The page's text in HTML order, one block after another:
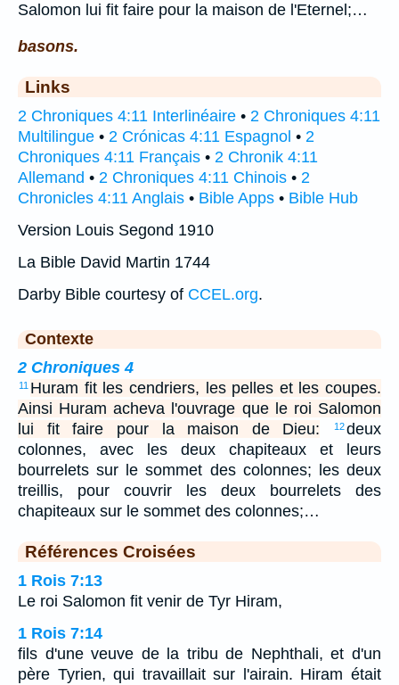
Salomon lui fit faire pour la maison de l'Eternel;…
basons.
Links
2 Chroniques 4:11 Interlinéaire • 2 Chroniques 4:11
Multilingue • 2 Crónicas 4:11 Espagnol • 2
Chroniques 4:11 Français • 2 Chronik 4:11
Allemand • 2 Chroniques 4:11 Chinois • 2
Chronicles 4:11 Anglais • Bible Apps • Bible Hub
Version Louis Segond 1910
La Bible David Martin 1744
Darby Bible courtesy of CCEL.org.
Contexte
2 Chroniques 4
11 Huram fit les cendriers, les pelles et les coupes.
Ainsi Huram acheva l'ouvrage que le roi Salomon
lui fit faire pour la maison de Dieu:
12deux
colonnes, avec les deux chapiteaux et leurs
bourrelets sur le sommet des colonnes; les deux
treillis, pour couvrir les deux bourrelets des
chapiteaux sur le sommet des colonnes;…
Références Croisées
1 Rois 7:13
Le roi Salomon fit venir de Tyr Hiram,
1 Rois 7:14
fils d'une veuve de la tribu de Nephthali, et d'un
père Tyrien, qui travaillait sur l'airain. Hiram était